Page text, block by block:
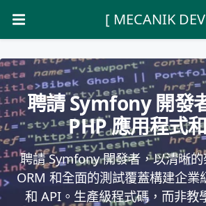
[ MECANIK
聘請 Symfony 開發
PHP 應用程式
聘請 Symfony 開發者，以清晰
ORM 和全面的測試覆蓋構建企業
和 API。生產級程式碼，而非教